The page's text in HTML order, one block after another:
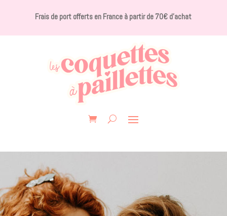
Frais de port offerts en France à partir de 70€ d’achat